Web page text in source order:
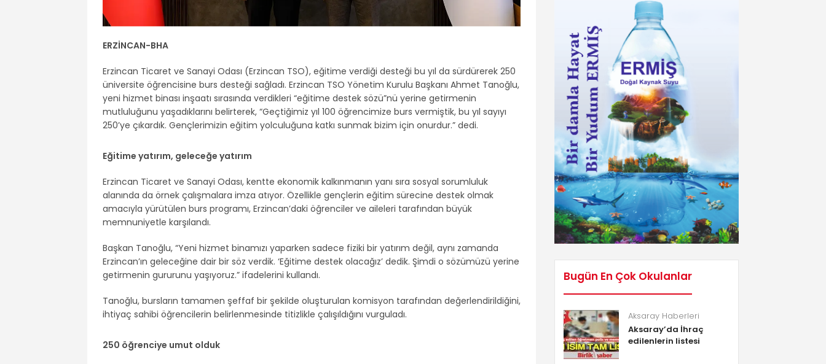
ERZİNCAN-BHA
Erzincan Ticaret ve Sanayi Odası (Erzincan TSO), eğitime verdiği desteği bu yıl da sürdürerek 250
üniversite öğrencisine burs desteği sağladı. Erzincan TSO Yönetim Kurulu Başkanı Ahmet Tanoğlu,
yeni hizmet binası inşaatı sırasında verdikleri “eğitime destek sözü”nü yerine getirmenin
mutluluğunu yaşadıklarını belirterek, “Geçtiğimiz yıl 100 öğrencimize burs vermiştik, bu yıl sayıyı
250’ye çıkardık. Gençlerimizin eğitim yolculuğuna katkı sunmak bizim için onurdur.” dedi.
Eğitime yatırım, geleceğe yatırım
Erzincan Ticaret ve Sanayi Odası, kentte ekonomik kalkınmanın yanı sıra sosyal sorumluluk
alanında da örnek çalışmalara imza atıyor. Özellikle gençlerin eğitim sürecine destek olmak
amacıyla yürütülen burs programı, Erzincan’daki öğrenciler ve aileleri tarafından büyük
memnuniyetle karşılandı.
Başkan Tanoğlu, “Yeni hizmet binamızı yaparken sadece fiziki bir yatırım değil, aynı zamanda
Erzincan’ın geleceğine dair bir söz verdik. ‘Eğitime destek olacağız’ dedik. Şimdi o sözümüzü yerine
getirmenin gururunu yaşıyoruz.” ifadelerini kullandı.
Tanoğlu, bursların tamamen şeffaf bir şekilde oluşturulan komisyon tarafından değerlendirildiğini,
ihtiyaç sahibi öğrencilerin belirlenmesinde titizlikle çalışıldığını vurguladı.
250 öğrenciye umut olduk
Bugün En Çok Okulanlar
Aksaray Haberleri
Aksaray’da İhraç
edilenlerin listesi